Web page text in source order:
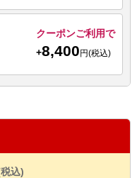
クーポンご利用で
+8,400 円(税込)
込)